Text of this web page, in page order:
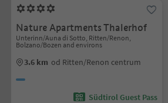
Nature Apartments Thalerhof
Unterinn/Auna di Sotto, Ritten/Renon,
Bolzano/Bozen and environs
3.6 km od Ritten/Renon centrum
Südtirol Guest Pass